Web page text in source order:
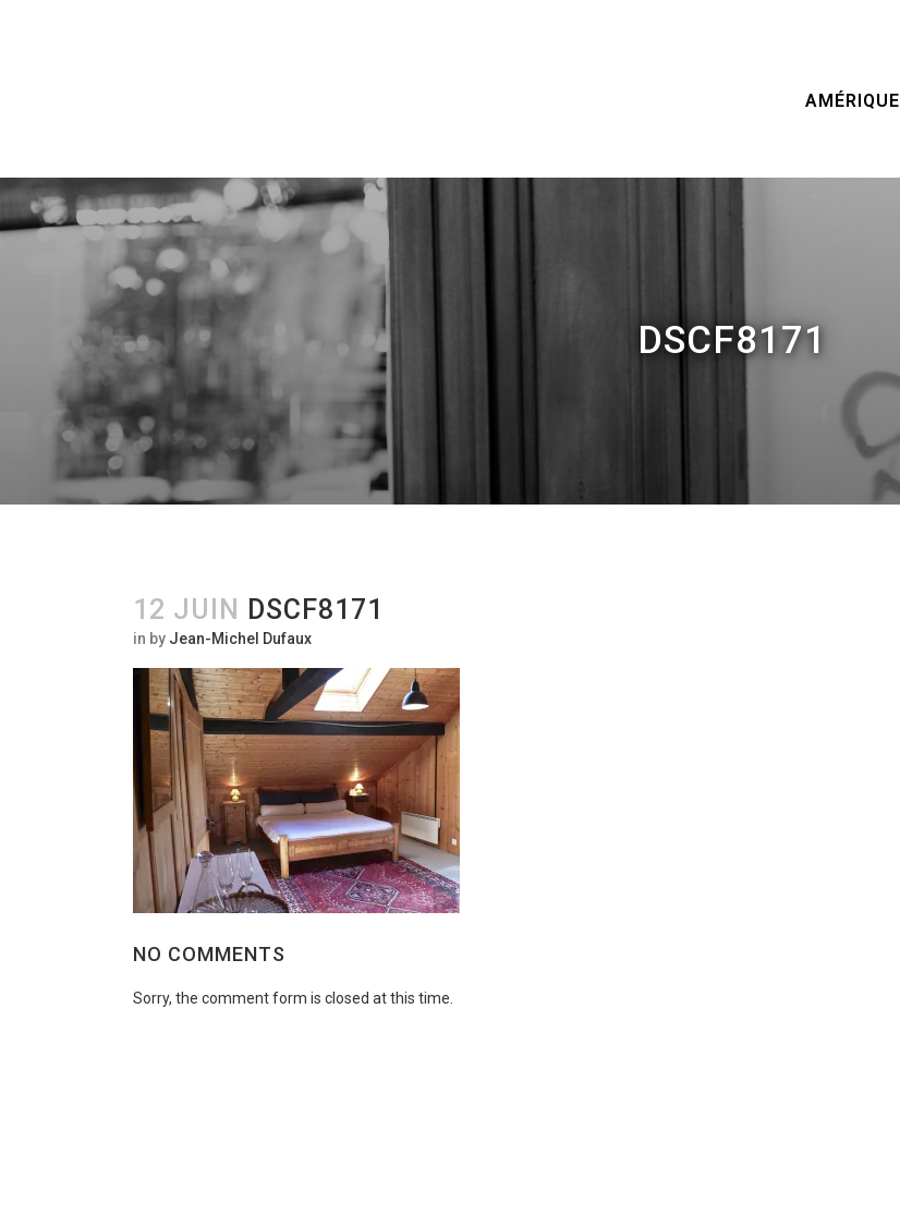
AMÉRIQUE
DSCF8171
12 JUIN DSCF8171
in by Jean-Michel Dufaux
NO COMMENTS
Sorry, the comment form is closed at this time.